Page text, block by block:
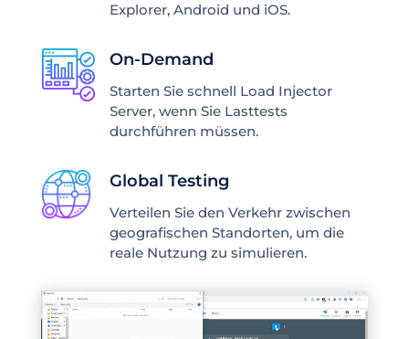
Explorer, Android und iOS.
On-Demand
Starten Sie schnell Load Injector
Server, wenn Sie Lasttests
durchführen müssen.
Global Testing
Verteilen Sie den Verkehr zwischen
geografischen Standorten, um die
reale Nutzung zu simulieren.